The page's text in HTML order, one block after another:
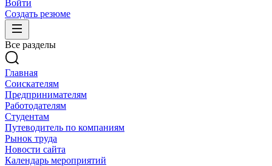
Войти
Создать резюме
Все разделы
Главная
Соискателям
Предпринимателям
Работодателям
Студентам
Путеводитель по компаниям
Рынок труда
Новости сайта
Календарь мероприятий